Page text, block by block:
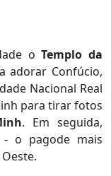
oTemplo da
adorar Confúcio,
Nacional Real
para tirar fotos
. Em seguida,
- o pagode mais